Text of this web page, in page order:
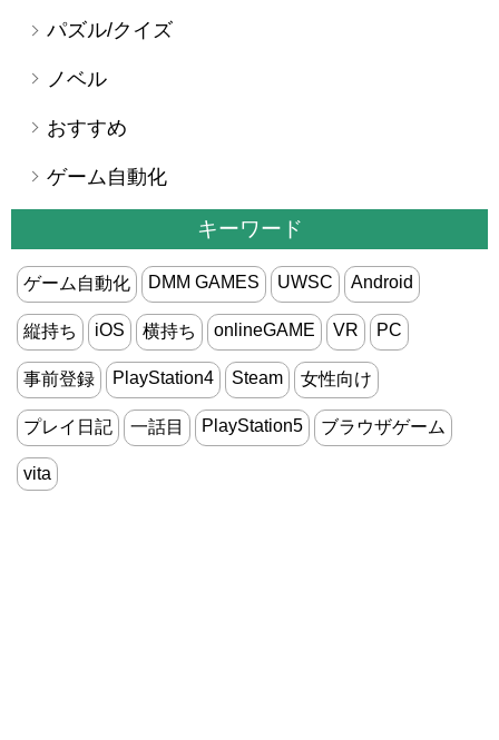
パズル/クイズ
ノベル
おすすめ
ゲーム自動化
キーワード
ゲーム自動化 DMM GAMES UWSC Android
縦持ち iOS 横持ち onlineGAME VR PC
事前登録 PlayStation4 Steam 女性向け
プレイ日記 一話目 PlayStation5 ブラウザゲーム
vita